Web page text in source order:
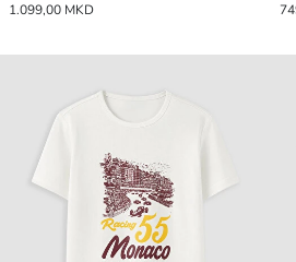
1.099,00 MKD